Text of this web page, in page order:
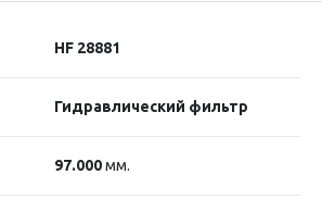
HF 28881
Гидравлический фильтр
97.000мм.